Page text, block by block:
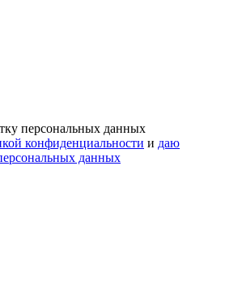
персональных данных
конфиденциальности и даю
данных